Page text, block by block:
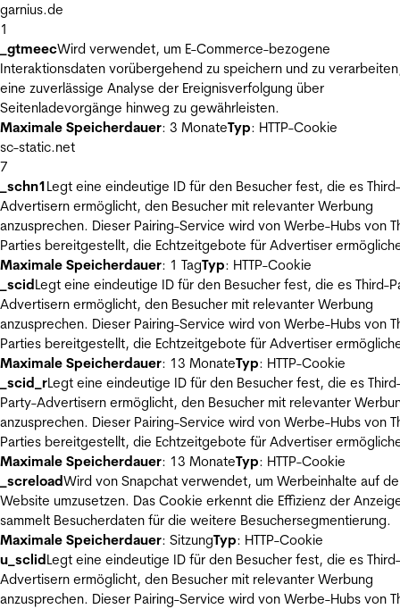
garnius.de
1
_gtmeecWird verwendet, um E-Commerce-bezogene
Interaktionsdaten vorübergehend zu speichern und zu
eine zuverlässige Analyse der Ereignisverfolgung über
Seitenladevorgänge hinweg zu gewährleisten.
Maximale Speicherdauer: 3 MonateTyp: HTTP-Cookie
sc-static.net
7
_schn1Legt eine eindeutige ID für den Besucher fest, die es
Advertisern ermöglicht, den Besucher mit relevanter Werbung
anzusprechen. Dieser Pairing-Service wird von Werbe-Hubs von
Parties bereitgestellt, die Echtzeitgebote für Advertiser
Maximale Speicherdauer: 1 TagTyp: HTTP-Cookie
_scidLegt eine eindeutige ID für den Besucher fest, die es Third-
Advertisern ermöglicht, den Besucher mit relevanter Werbung
anzusprechen. Dieser Pairing-Service wird von Werbe-Hubs von
Parties bereitgestellt, die Echtzeitgebote für Advertiser
Maximale Speicherdauer: 13 MonateTyp: HTTP-Cookie
_scid_rLegt eine eindeutige ID für den Besucher fest, die es
Party-Advertisern ermöglicht, den Besucher mit relevanter
anzusprechen. Dieser Pairing-Service wird von Werbe-Hubs von
Parties bereitgestellt, die Echtzeitgebote für Advertiser
Maximale Speicherdauer: 13 MonateTyp: HTTP-Cookie
_screloadWird von Snapchat verwendet, um Werbeinhalte auf
Website umzusetzen. Das Cookie erkennt die Effizienz der
sammelt Besucherdaten für die weitere Besuchersegmentierung.
Maximale Speicherdauer: SitzungTyp: HTTP-Cookie
u_sclidLegt eine eindeutige ID für den Besucher fest, die es
Advertisern ermöglicht, den Besucher mit relevanter Werbung
anzusprechen. Dieser Pairing-Service wird von Werbe-Hubs von